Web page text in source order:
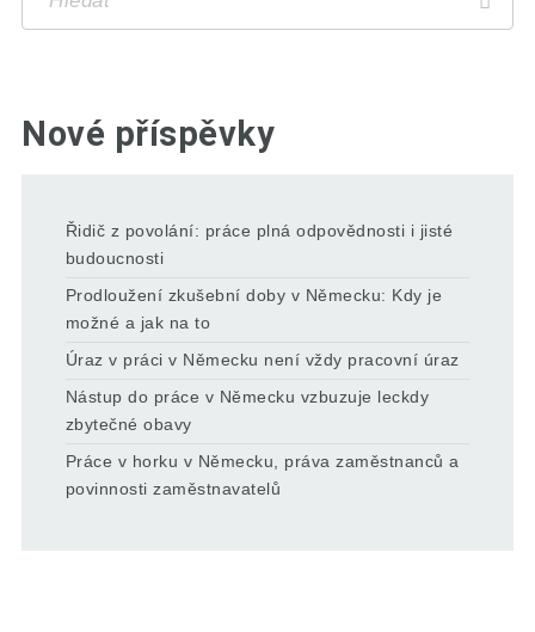
Nové příspěvky
Řidič z povolání: práce plná odpovědnosti i jisté
budoucnosti
Prodloužení zkušební doby v Německu: Kdy je
možné a jak na to
Úraz v práci v Německu není vždy pracovní úraz
Nástup do práce v Německu vzbuzuje leckdy
zbytečné obavy
Práce v horku v Německu, práva zaměstnanců a
povinnosti zaměstnavatelů